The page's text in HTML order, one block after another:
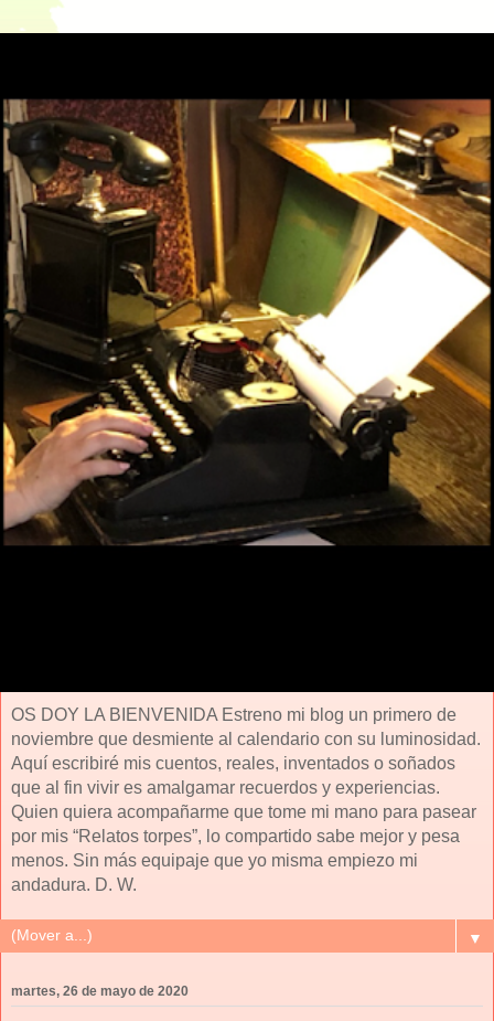
OS DOY LA BIENVENIDA Estreno mi blog un primero de
noviembre que desmiente al calendario con su luminosidad.
Aquí escribiré mis cuentos, reales, inventados o soñados
que al fin vivir es amalgamar recuerdos y experiencias.
Quien quiera acompañarme que tome mi mano para pasear
por mis “Relatos torpes”, lo compartido sabe mejor y pesa
menos. Sin más equipaje que yo misma empiezo mi
andadura. D. W.
▼
martes, 26 de mayo de 2020